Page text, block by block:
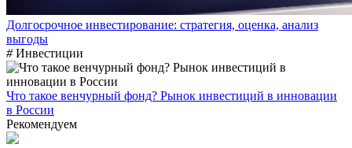
Долгосрочное инвестирование: стратегия, оценка, анализ
выгоды
# Инвестиции
Что такое венчурный фонд? Рынок инвестиций в инновации
в России
Рекомендуем